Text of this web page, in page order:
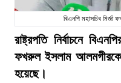
বিএনপি মহাসচিব
রাষ্ট্রপতি নির্বাচনে
ফখরুল ইসলাম আলমগীরকে
হয়েছে।